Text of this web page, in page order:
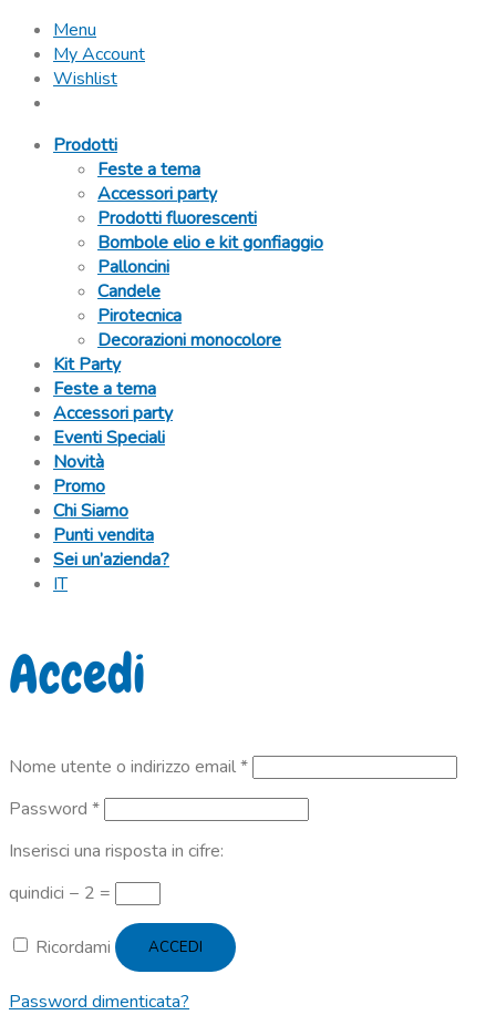
Menu
My Account
Wishlist
Prodotti
Feste a tema
Accessori party
Prodotti fluorescenti
Bombole elio e kit gonfiaggio
Palloncini
Candele
Pirotecnica
Decorazioni monocolore
Kit Party
Feste a tema
Accessori party
Eventi Speciali
Novità
Promo
Chi Siamo
Punti vendita
Sei un’azienda?
IT
Accedi
Nome utente o indirizzo email*Richiesto
Password *Richiesto
Inserisci una risposta in cifre:
quindici − 2 =
Ricordami ACCEDI
Password dimenticata?